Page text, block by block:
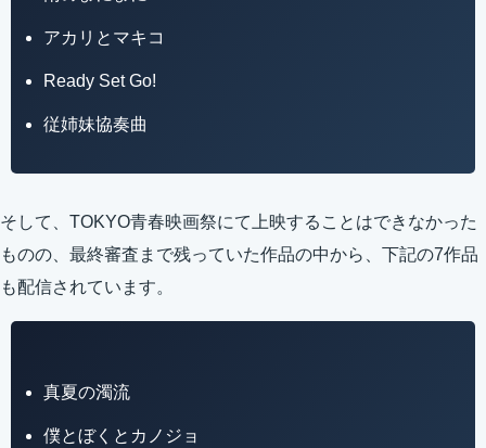
アカリとマキコ
Ready Set Go!
従姉妹協奏曲
そして、TOKYO青春映画祭にて上映することはできなかった
ものの、最終審査まで残っていた作品の中から、下記の7作品
も配信されています。
真夏の濁流
僕とぼくとカノジョ